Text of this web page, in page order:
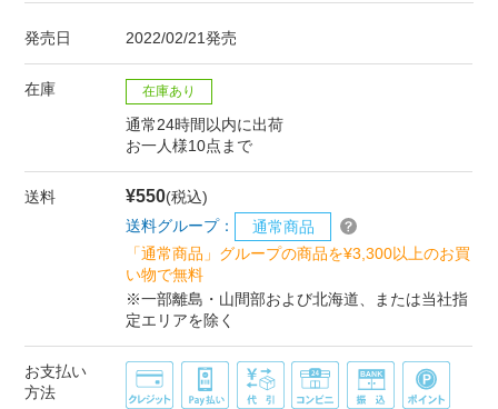
発売日 2022/02/21発売
在庫 在庫あり
通常24時間以内に出荷
お一人様10点まで
送料 ¥550(税込)
送料グループ：
通常商品
「通常商品」グループの商品を¥3,300以上のお買
い物で無料
※一部離島・山間部および北海道、または当社指
定エリアを除く
お支払い
方法